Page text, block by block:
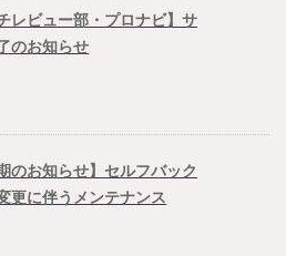
レビュー部・プロナビ】サ
のお知らせ
のお知らせ】セルフバック
更に伴うメンテナンス